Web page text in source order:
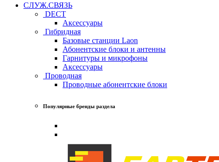
СЛУЖ.СВЯЗЬ
DECT
Аксессуары
Гибридная
Базовые станции Laon
Абонентские блоки и антенны
Гарнитуры и микрофоны
Аксессуары
Проводная
Проводные абонентские блоки
Популярные бренды раздела